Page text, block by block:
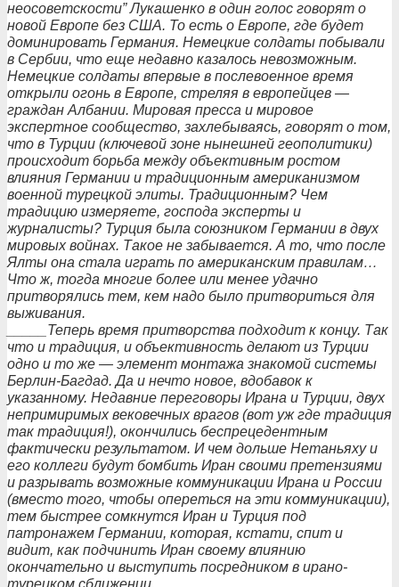
неосоветскости” Лукашенко в один голос говорят о
новой Европе без США. То есть о Европе, где будет
доминировать Германия. Немецкие солдаты побывали
в Сербии, что еще недавно казалось невозможным.
Немецкие солдаты впервые в послевоенное время
открыли огонь в Европе, стреляя в европейцев —
граждан Албании. Мировая пресса и мировое
экспертное сообщество, захлебываясь, говорят о том,
что в Турции (ключевой зоне нынешней геополитики)
происходит борьба между объективным ростом
влияния Германии и традиционным американизмом
военной турецкой элиты. Традиционным? Чем
традицию измеряете, господа эксперты и
журналисты? Турция была союзником Германии в двух
мировых войнах. Такое не забывается. А то, что после
Ялты она стала играть по американским правилам…
Что ж, тогда многие более или менее удачно
притворялись тем, кем надо было притвориться для
выживания.
_____Теперь время притворства подходит к концу. Так
что и традиция, и объективность делают из Турции
одно и то же — элемент монтажа знакомой системы
Берлин-Багдад. Да и нечто новое, вдобавок к
указанному. Недавние переговоры Ирана и Турции, двух
непримиримых вековечных врагов (вот уж где традиция
так традиция!), окончились беспрецедентным
фактически результатом. И чем дольше Нетаньяху и
его коллеги будут бомбить Иран своими претензиями
и разрывать возможные коммуникации Ирана и России
(вместо того, чтобы опереться на эти коммуникации),
тем быстрее сомкнутся Иран и Турция под
патронажем Германии, которая, кстати, спит и
видит, как подчинить Иран своему влиянию
окончательно и выступить посредником в ирано-
турецком сближении.